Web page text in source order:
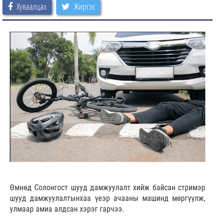
Хуваалцах Жиргэх
Өмнөд Солонгост шууд дамжуулалт хийж байсан стримэр
шууд дамжуулалтынхаа үеэр ачааны машинд мөргүүлж,
улмаар амиа алдсан хэрэг гарчээ.